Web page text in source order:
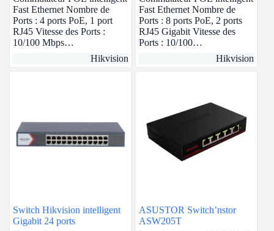
Fast Ethernet Nombre de
Ports : 4 ports PoE, 1 port
RJ45 Vitesse des Ports :
10/100 Mbps…
Hikvision
Fast Ethernet Nombre de
Ports : 8 ports PoE, 2 ports
RJ45 Gigabit Vitesse des
Ports : 10/100…
Hikvision
Switch Hikvision intelligent
Gigabit 24 ports
ASUSTOR Switch’nstor
ASW205T